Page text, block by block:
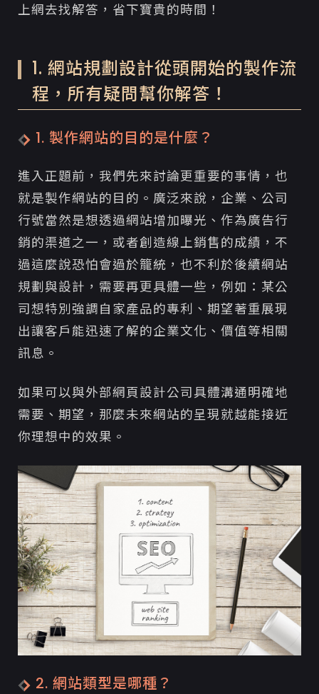
上網去找解答，省下寶貴的時間！
1. 網站規劃設計從頭開始的製作流
程，所有疑問幫你解答！
1. 製作網站的目的是什麼？
進入正題前，我們先來討論更重要的事情，也
就是製作網站的目的。廣泛來說，企業、公司
行號當然是想透過網站增加曝光、作為廣告行
銷的渠道之一，或者創造線上銷售的成績，不
過這麼說恐怕會過於籠統，也不利於後續網站
規劃與設計，需要再更具體一些，例如：某公
司想特別強調自家產品的專利、期望著重展現
出讓客戶能迅速了解的企業文化、價值等相關
訊息。
如果可以與外部網頁設計公司具體溝通明確地
需要、期望，那麼未來網站的呈現就越能接近
你理想中的效果。
2. 網站類型是哪種？